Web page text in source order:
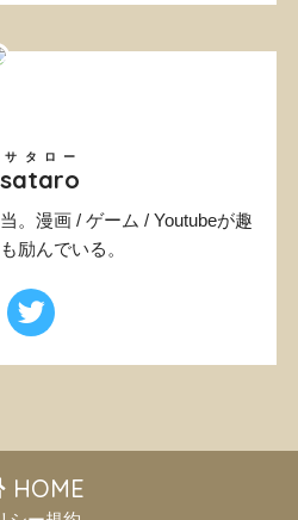
サタロー
。漫画 / ゲーム / Youtubeが趣
励んでいる。
HOME